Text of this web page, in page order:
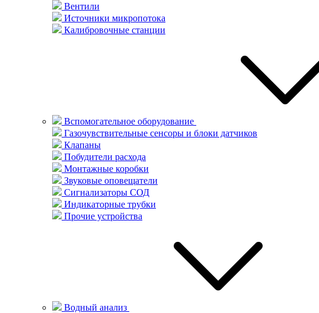
Вентили
Источники микропотока
Калибровочные станции
Вспомогательное оборудование
Газочувствительные сенсоры и блоки датчиков
Клапаны
Побудители расхода
Монтажные коробки
Звуковые оповещатели
Сигнализаторы СОД
Индикаторные трубки
Прочие устройства
Водный анализ